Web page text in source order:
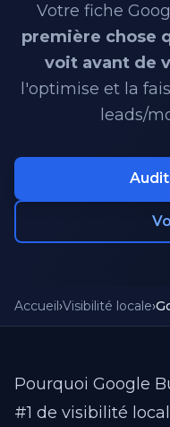
Votre fiche
première chose
voit avant de
l'optimise et la
leads/
Accueil›Visibilité locale›
Pourquoi Google
#1 de visibilité